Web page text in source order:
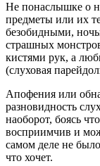
Не понаслышке о
предметы или их
безобидными,
страшных
кистями рук, а
(слуховая
Апофения или
разновидность
наоборот, боясь
восприимчив и
самом деле не
что хочет.